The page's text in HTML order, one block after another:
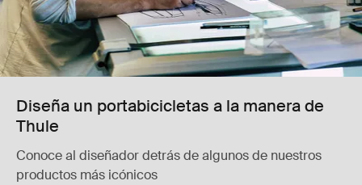
Diseña un portabicicletas a la manera de
Thule
Conoce al diseñador detrás de algunos de nuestros
productos más icónicos